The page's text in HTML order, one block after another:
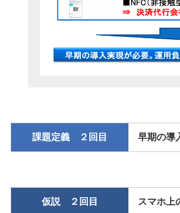
課題定義 ２回目 早期の導
仮説 ２回目 スマホ上